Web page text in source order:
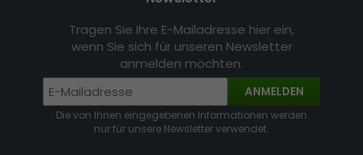
Tragen Sie Ihre E-Mailadresse hier ein,
wenn Sie sich für unseren Newsletter
anmelden möchten.
ANMELDEN
Die von Ihnen eingegebenen Informationen werden
nur für unsere Newsletter verwendet.